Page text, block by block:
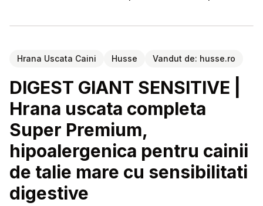
Hrana Uscata Caini Husse Vandut de: husse.ro
DIGEST GIANT SENSITIVE |
Hrana uscata completa
Super Premium,
hipoalergenica pentru cainii
de talie mare cu sensibilitati
digestive